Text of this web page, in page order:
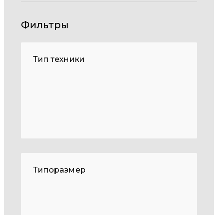
Фильтры
Тип техники
Типоразмер